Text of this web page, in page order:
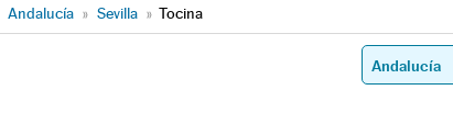
Andalucía » Sevilla » Tocina